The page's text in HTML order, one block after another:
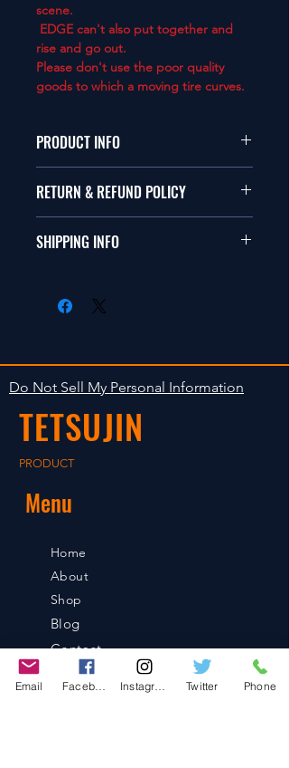
scene.
EDGE can't also put together and
rise and go out.
Please don't use the poor quality
goods to which a moving tire curves.
PRODUCT INFO
本品は1/10サイズのラジオコント
This items fit in with 1/10 sizes of
RETURN & REFUND POLICY
商品に明らかな欠陥がないかぎり
isn't accepted in goods.
SHIPPING INFO
します。海外への出荷は入金確認
The occasion with the stock is
shipped in 2-5 days. Shipment to
foreign countries will be shipment
after payment confirmation.
Do Not Sell My Personal Information
TETSUJIN
PRODUCT
Menu
Home
About
Shop
Blog
Contact
Email Twitter Phone